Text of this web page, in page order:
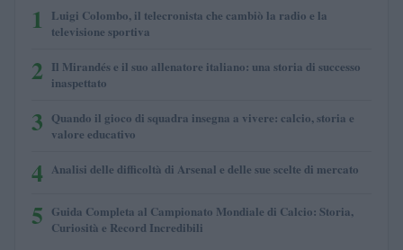
1
Luigi Colombo, il telecronista che cambiò la radio e la
televisione sportiva
2 Il Mirandés e il suo allenatore italiano: una storia di successo
inaspettato
3 Quando il gioco di squadra insegna a vivere: calcio, storia e
valore educativo
4 Analisi delle difficoltà di Arsenal e delle sue scelte di mercato
5 Guida Completa al Campionato Mondiale di Calcio: Storia,
Curiosità e Record Incredibili